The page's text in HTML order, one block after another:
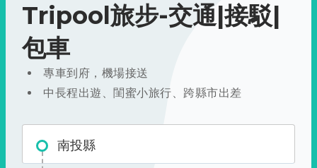
Tripool旅步-交通|接駁|
包車
專車到府，機場接送
中長程出遊、閨蜜小旅行、跨縣市出差
南投縣